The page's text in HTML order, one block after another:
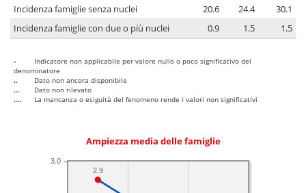
Incidenza famiglie senza nuclei
20.6 24.4
30.1
Incidenza famiglie con due o più nuclei
0.9 1.5 1.5
-
Indicatore non applicabile per valore nullo o poco significativo del
denominatore
..
Dato non ancora disponibile
...
Dato non rilevato
....
La mancanza o esiguità del fenomeno rende i valori non significativi
Ampiezza media delle famiglie
3.0
2.9